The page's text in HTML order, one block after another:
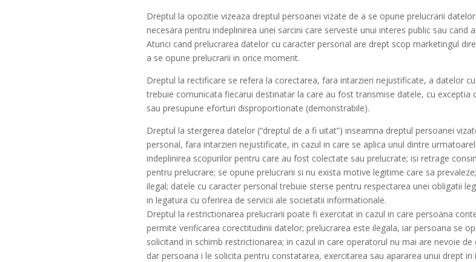
Dreptul la opozitie vizeaza dreptul persoanei vizate de a se opune prelucrarii
necesara pentru indeplinirea unei sarcini care serveste unui interes public sau cand
Atunci cand prelucrarea datelor cu caracter personal are drept scop marketingul
a se opune prelucrarii in orice moment.
Dreptul la rectificare se refera la corectarea, fara intarzieri nejustificate, a datelor
trebuie comunicata fiecarui destinatar la care au fost transmise datele, cu exceptia
sau presupune eforturi disproportionate (demonstrabile).
Dreptul la stergerea datelor (“dreptul de a fi uitat”) inseamna dreptul persoanei
personal, fara intarzieri nejustificate, in cazul in care se aplica unul dintre
indeplinirea scopurilor pentru care au fost colectate sau prelucrate; isi retrage
pentru prelucrare; se opune prelucrarii si nu exista motive legitime care sa
ilegal; datele cu caracter personal trebuie sterse pentru respectarea unei obligatii
in legatura cu oferirea de servicii ale societatii informationale.
Dreptul la restrictionarea prelucrarii poate fi exercitat in cazul in care persoana
permite verificarea corectitudinii datelor; prelucrarea este ilegala, iar persoana se
solicitand in schimb restrictionarea; in cazul in care operatorul nu mai are nevoie
dar persoana i le solicita pentru constatarea, exercitarea sau apararea unui drept